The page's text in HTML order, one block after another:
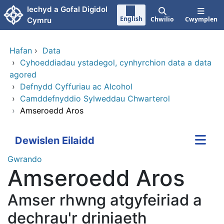
Neidio i'r prif gynnwy
Iechyd a Gofal Digidol
Cymru
English Chwilio Cwymplen
Hafan › Data
› Cyhoeddiadau ystadegol, cynhyrchion data a data
agored
› Defnydd Cyffuriau ac Alcohol
› Camddefnyddio Sylweddau Chwarterol
› Amseroedd Aros
Dewislen Eilaidd
Gwrando
Amseroedd Aros
Amser rhwng atgyfeiriad a
dechrau'r driniaeth